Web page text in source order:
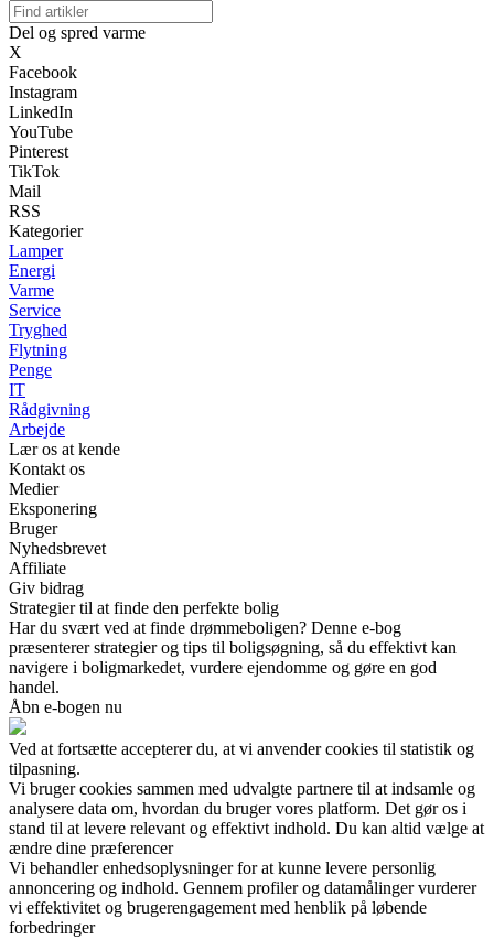
Del og spred varme
X
Facebook
Instagram
LinkedIn
YouTube
Pinterest
TikTok
Mail
RSS
Kategorier
Lamper
Energi
Varme
Service
Tryghed
Flytning
Penge
IT
Rådgivning
Arbejde
Lær os at kende
Kontakt os
Medier
Eksponering
Bruger
Nyhedsbrevet
Affiliate
Giv bidrag
Strategier til at finde den perfekte bolig
Har du svært ved at finde drømmeboligen? Denne e-bog
præsenterer strategier og tips til boligsøgning, så du effektivt kan
navigere i boligmarkedet, vurdere ejendomme og gøre en god
handel.
Åbn e-bogen nu
Ved at fortsætte accepterer du, at vi anvender cookies til statistik og
tilpasning.
Vi bruger cookies sammen med udvalgte partnere til at indsamle og
analysere data om, hvordan du bruger vores platform. Det gør os i
stand til at levere relevant og effektivt indhold. Du kan altid vælge at
ændre dine præferencer
Vi behandler enhedsoplysninger for at kunne levere personlig
annoncering og indhold. Gennem profiler og datamålinger vurderer
vi effektivitet og brugerengagement med henblik på løbende
forbedringer